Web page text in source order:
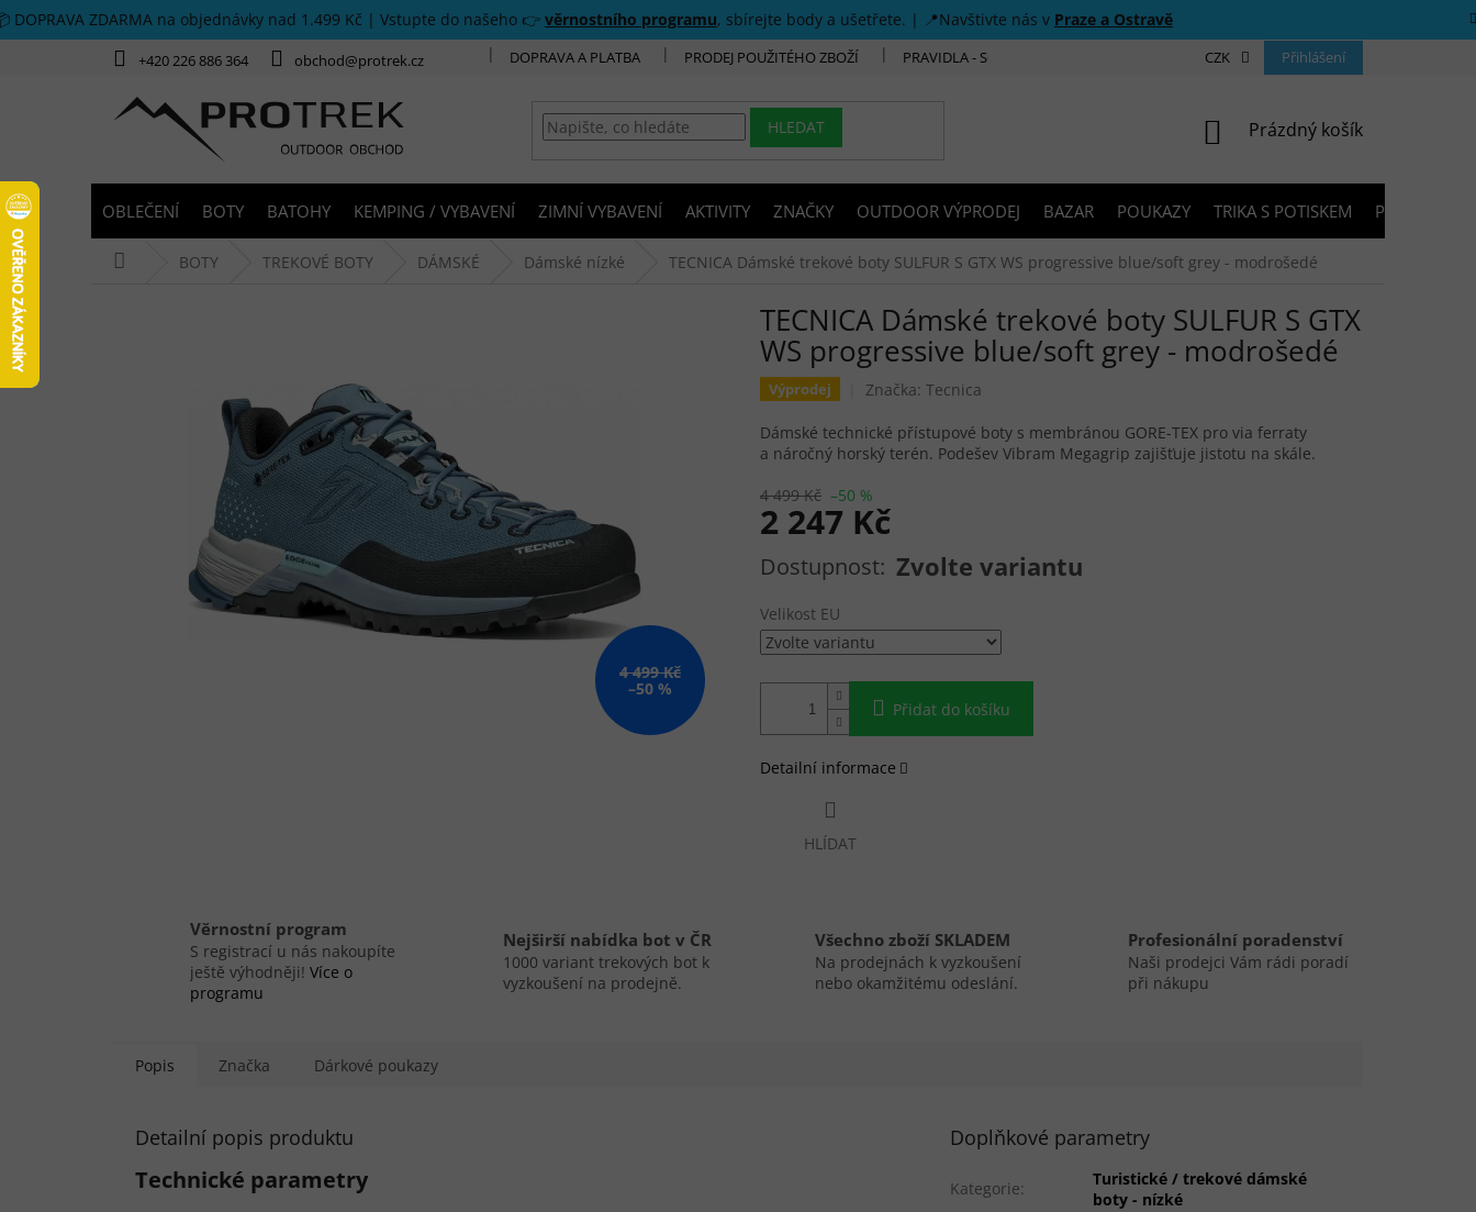
Přejít na obsah
DOPRAVA ZDARMA na objednávky nad 1.499 Kč | Vstupte do našeho 👉 věrnostního programu, sbírejte body a ušetřete. | 📍Navštivte nás v Praze a Ostravě
+420 226 886 364 obchod@protrek.cz DOPRAVA A PLATBA PRODEJ POUŽITÉHO ZBOŽÍ PRAVIDLA - SOUTĚŽE PRODEJNY KONTAKTY
CZK Přihlášení
HLEDAT NÁKUPNÍ KOŠÍK
Prázdný košík
OBLEČENÍ BOTY BATOHY KEMPING / VYBAVENÍ ZIMNÍ VYBAVENÍ AKTIVITY ZNAČKY OUTDOOR VÝPRODEJ BAZAR POUKAZY TRIKA S POTISKEM PŮJČOVNA
BOTY TREKOVÉ BOTY DÁMSKÉ Dámské nízké TECNICA Dámské trekové boty SULFUR S GTX WS progressive blue/soft grey - modrošedé
4 499 Kč
–50 %
TECNICA Dámské trekové boty SULFUR S GTX
WS progressive blue/soft grey - modrošedé
Výprodej Značka: Tecnica
4 499 Kč –50 %
2 247 Kč
Měrná cena: Zvolte variantu
Velikost EU
Přidat do košíku
Dámské technické přístupové boty s membránou GORE-TEX pro via ferraty
a náročný horský terén. Podešev Vibram Megagrip zajišťuje jistotu na skále.
Detailní informace
HLÍDAT
Věrnostní program
S registrací u nás nakoupíte
ještě výhodněji! Více o
programu
Nejširší nabídka bot v ČR
1000 variant trekových bot k
vyzkoušení na prodejně.
Všechno zboží SKLADEM
Na prodejnách k vyzkoušení
nebo okamžitému odeslání.
Profesionální poradenství
Naši prodejci Vám rádi poradí
při nákupu
Popis Značka Dárkové poukazy
Detailní popis produktu
Technické parametry
Doplňkové parametry
Kategorie:
Turistické / trekové dámské
boty - nízké